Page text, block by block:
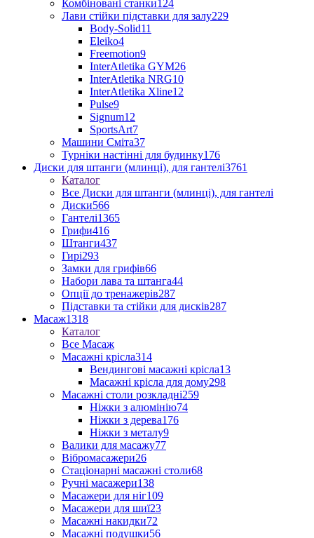
Комбіновані станки124
Лави стійки підставки для залу229
Body-Solid11
Eleiko4
Freemotion9
InterAtletika GYM26
InterAtletika NRG10
InterAtletika Xline12
Pulse9
Signum12
SportsArt7
Машини Сміта37
Турніки настінні для будинку176
Диски для штанги (млинці), для гантелі3761
Каталог
Все Диски для штанги (млинці), для гантелі
Диски566
Гантелі1365
Грифи416
Штанги437
Гирі293
Замки для грифів66
Набори лава та штанга44
Опції до тренажерів287
Підставки та стійки для дисків287
Масаж1318
Каталог
Все Масаж
Масажні крісла314
Вендингові масажні крісла13
Масажні крісла для дому298
Масажні столи розкладні259
Ніжки з алюмінію74
Ніжки з дерева176
Ніжки з металу9
Валики для масажу77
Вібромасажери26
Стаціонарні масажні столи68
Ручні масажери138
Масажери для ніг109
Масажери для шиї23
Масажні накидки72
Масажні подушки56